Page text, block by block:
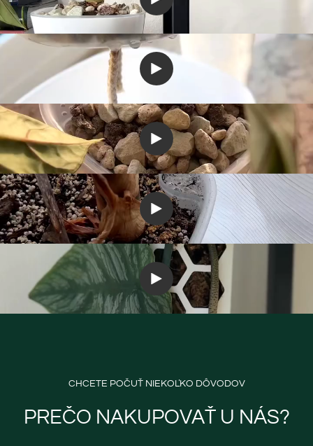
CHCETE POČUŤ NIEKOĽKO DÔVODOV
PREČO NAKUPOVAŤ U NÁS?